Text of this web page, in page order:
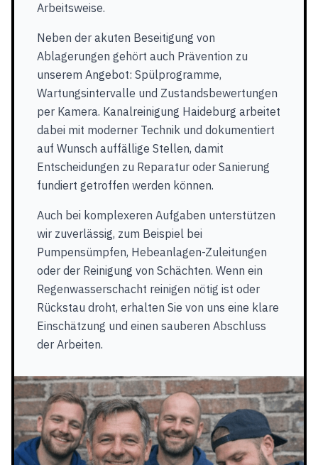
Arbeitsweise.
Neben der akuten Beseitigung von
Ablagerungen gehört auch Prävention zu
unserem Angebot: Spülprogramme,
Wartungsintervalle und Zustandsbewertungen
per Kamera. Kanalreinigung Haideburg arbeitet
dabei mit moderner Technik und dokumentiert
auf Wunsch auffällige Stellen, damit
Entscheidungen zu Reparatur oder Sanierung
fundiert getroffen werden können.
Auch bei komplexeren Aufgaben unterstützen
wir zuverlässig, zum Beispiel bei
Pumpensümpfen, Hebeanlagen-Zuleitungen
oder der Reinigung von Schächten. Wenn ein
Regenwasserschacht reinigen nötig ist oder
Rückstau droht, erhalten Sie von uns eine klare
Einschätzung und einen sauberen Abschluss
der Arbeiten.